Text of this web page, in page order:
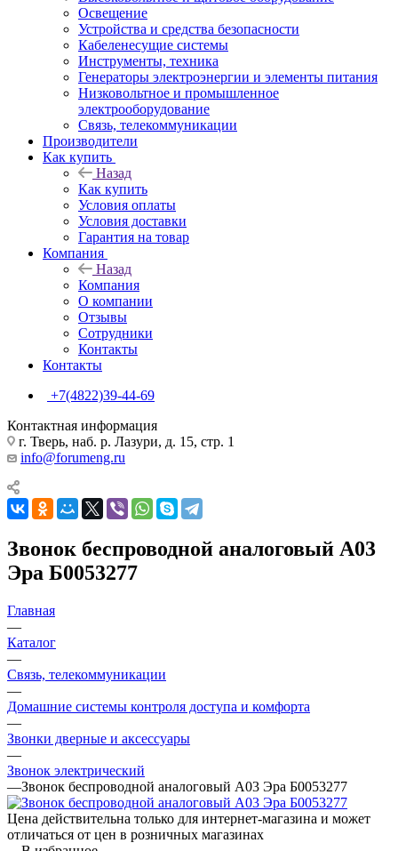
Освещение
Устройства и средства безопасности
Кабеленесущие системы
Инструменты, техника
Генераторы электроэнергии и элементы питания
Низковольтное и промышленное
электрооборудование
Связь, телекоммуникации
Производители
Как купить
Назад
Как купить
Условия оплаты
Условия доставки
Гарантия на товар
Компания
Назад
Компания
О компании
Отзывы
Сотрудники
Контакты
Контакты
+7(4822)39-44-69
Контактная информация
г. Тверь, наб. р. Лазури, д. 15, стр. 1
info@forumeng.ru
Звонок беспроводной аналоговый A03
Эра Б0053277
Главная
—
Каталог
—
Связь, телекоммуникации
—
Домашние системы контроля доступа и комфорта
—
Звонки дверные и аксессуары
—
Звонок электрический
—Звонок беспроводной аналоговый A03 Эра Б0053277
Цена действительна только для интернет-магазина и может
отличаться от цен в розничных магазинах